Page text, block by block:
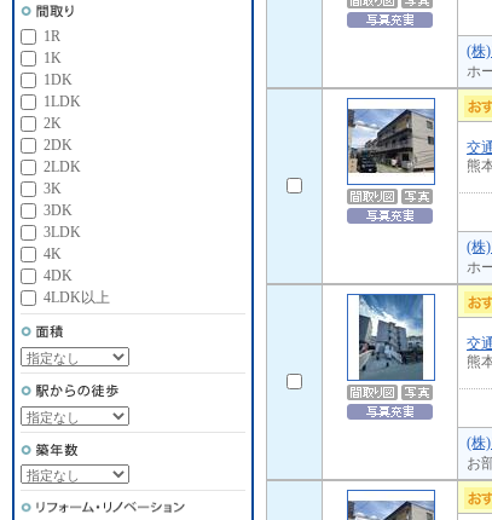
(株
ホ
交
熊
(株
ホ
交
熊
(株
お
1R
1K
1DK
1LDK
2K
2DK
2LDK
3K
3DK
3LDK
4K
4DK
4LDK以上